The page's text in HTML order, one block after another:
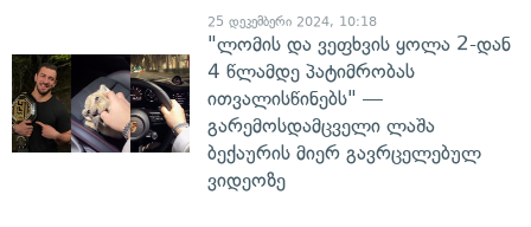
25 დეკემბერი 2024, 10:18
"ლომის და ვეფხვის ყოლა 2-დან
4 წლამდე პატიმრობას
ითვალისწინებს" —
გარემოსდამცველი ლაშა
ბექაურის მიერ გავრცელებულ
ვიდეოზე